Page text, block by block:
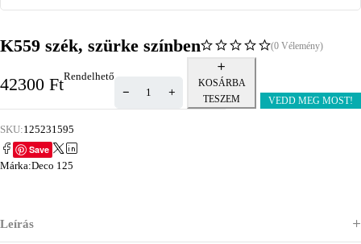
K559 szék, szürke színben (0 Vélemény)
42300 FtRendelhető
KOSÁRBA
TESZEM
VEDD MEG MOST!
SKU:125231595
Save
Márka:Deco 125
Leírás